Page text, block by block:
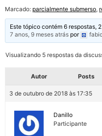
Marcado: parcialmente submerso,
Este tópico contém 6 respostas,
7 anos, 9 meses atrás por
Visualizando 5 respostas da
Autor Posts
3 de outubro de 2018 às 17:35
Danillo
Participante